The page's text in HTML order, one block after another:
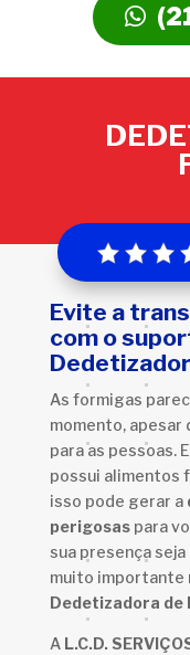
Evite a
com o
As formigas
momento, apesar
para as pessoas.
possui alimentos
isso pode gerar a
perigosaspara
sua presença
muito importante
Dedetizadora de
AL.C.D.